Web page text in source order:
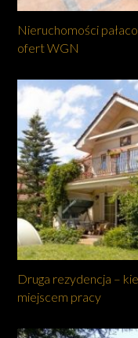
Nieruchomości
ofert WGN
Druga rezydencja –
miejscem pracy